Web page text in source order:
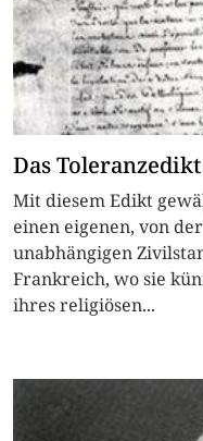
Das
Mit diesem Edikt
einen eigenen, von
unabhängigen
Frankreich, wo sie
ihres religiösen...